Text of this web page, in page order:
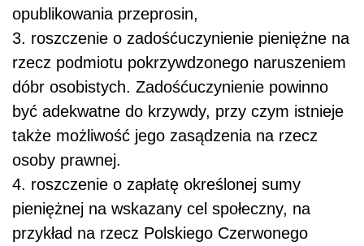
opublikowania przeprosin,
3. roszczenie o zadośćuczynienie pieniężne na
rzecz podmiotu pokrzywdzonego naruszeniem
dóbr osobistych. Zadośćuczynienie powinno
być adekwatne do krzywdy, przy czym istnieje
także możliwość jego zasądzenia na rzecz
osoby prawnej.
4. roszczenie o zapłatę określonej sumy
pieniężnej na wskazany cel społeczny, na
przykład na rzecz Polskiego Czerwonego